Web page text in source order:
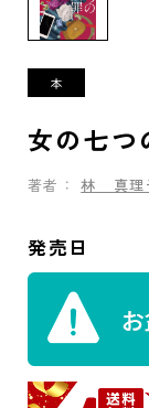
女の七つ
著者： 林 真理
発売日